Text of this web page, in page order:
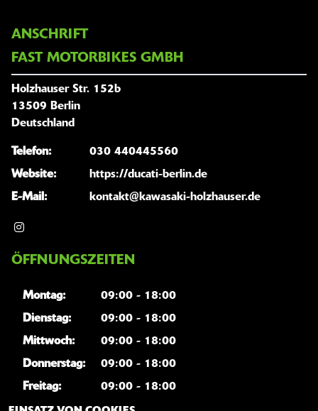
ANSCHRIFT
FAST MOTORBIKES GMBH
Holzhauser Str. 152b
13509 Berlin
Deutschland
Telefon:
030 440445560
Website:
https://ducati-berlin.de
E-Mail:
kontakt@kawasaki-holzhauser.de
ÖFFNUNGSZEITEN
Montag:
09:00 - 18:00
Dienstag:
09:00 - 18:00
Mittwoch:
09:00 - 18:00
Donnerstag:
09:00 - 18:00
Freitag:
09:00 - 18:00